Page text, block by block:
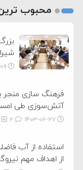
2
محبوب
آتش‌سوزی طی
۱۴۰۳-۰۶-۲۷
استفاده از آب
از اهداف مهم